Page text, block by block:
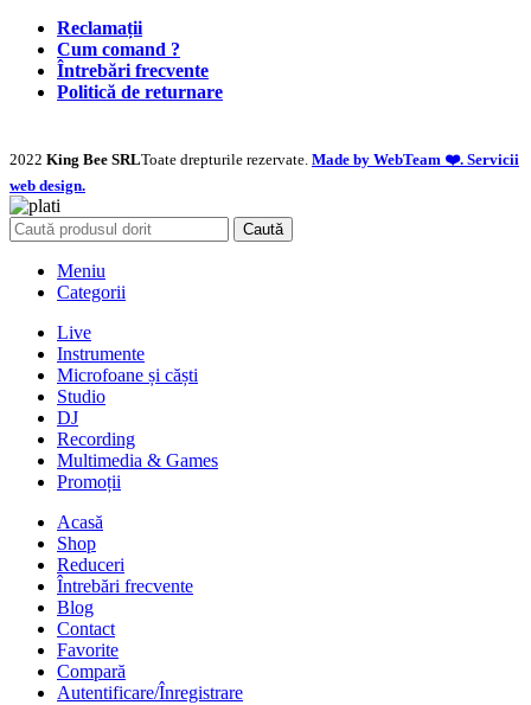
Reclamații
Cum comand ?
Întrebări frecvente
Politică de returnare
2022 King Bee SRLToate drepturile rezervate. Made by WebTeam ❤️. Servicii
web design.
Caută
Meniu
Categorii
Live
Instrumente
Microfoane și căști
Studio
DJ
Recording
Multimedia & Games
Promoții
Acasă
Shop
Reduceri
Întrebări frecvente
Blog
Contact
Favorite
Compară
Autentificare/Înregistrare